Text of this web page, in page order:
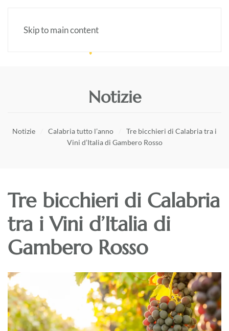
Skip to main content
Notizie
Notizie Calabria tutto l’anno
Tre bicchieri di Calabria tra i
Vini d’Italia di Gambero Rosso
Tre bicchieri di Calabria
tra i Vini d’Italia di
Gambero Rosso